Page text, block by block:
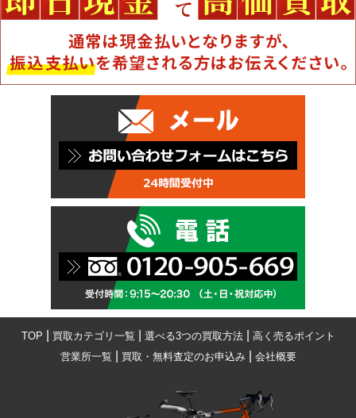
TOP 買取カテゴリ一覧 選べる3つの買取方法| 高く売るポイント
営業所一覧
買取・無料査定のお申込み| 会社概要